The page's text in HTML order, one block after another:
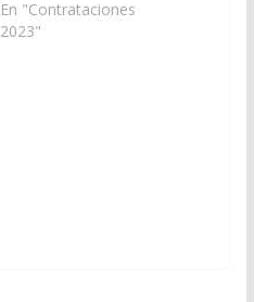
En "Contrataciones
2023"